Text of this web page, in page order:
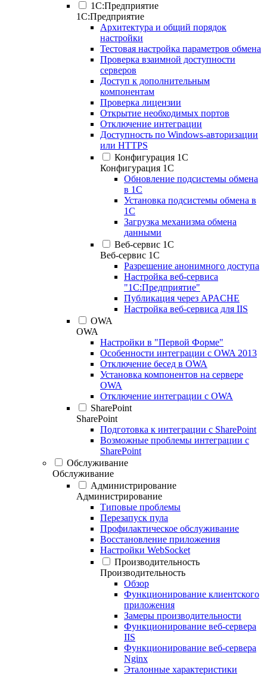
1С:Предприятие
1С:Предприятие
Архитектура и общий порядок
настройки
Тестовая настройка параметров обмена
Проверка взаимной доступности
серверов
Доступ к дополнительным
компонентам
Проверка лицензии
Открытие необходимых портов
Отключение интеграции
Доступность по Windows-авторизации
или HTTPS
Конфигурация 1С
Конфигурация 1С
Обновление подсистемы обмена
в 1С
Установка подсистемы обмена в
1С
Загрузка механизма обмена
данными
Веб-сервис 1С
Веб-сервис 1С
Разрешение анонимного доступа
Настройка веб-сервиса
"1С:Предприятие"
Публикация через APACHE
Настройка веб-сервиса для IIS
OWA
OWA
Настройки в "Первой Форме"
Особенности интеграции с OWA 2013
Отключение бесед в OWA
Установка компонентов на сервере
OWA
Отключение интеграции с OWA
SharePoint
SharePoint
Подготовка к интеграции с SharePoint
Возможные проблемы интеграции с
SharePoint
Обслуживание
Обслуживание
Администрирование
Администрирование
Типовые проблемы
Перезапуск пула
Профилактическое обслуживание
Восстановление приложения
Настройки WebSocket
Производительность
Производительность
Обзор
Функционирование клиентского
приложения
Замеры производительности
Функционирование веб-сервера
IIS
Функционирование веб-сервера
Nginx
Эталонные характеристики